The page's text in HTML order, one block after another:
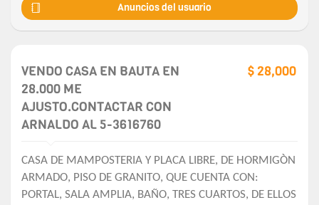
Anuncios del usuario
VENDO CASA EN BAUTA EN
28.000 ME
AJUSTO.CONTACTAR CON
ARNALDO AL 5-3616760
$ 28,000
CASA DE MAMPOSTERIA Y PLACA LIBRE, DE HORMIGÒN
ARMADO, PISO DE GRANITO, QUE CUENTA CON:
PORTAL, SALA AMPLIA, BAÑO, TRES CUARTOS, DE ELLOS